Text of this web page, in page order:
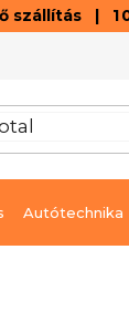
| 1
Autótechnika